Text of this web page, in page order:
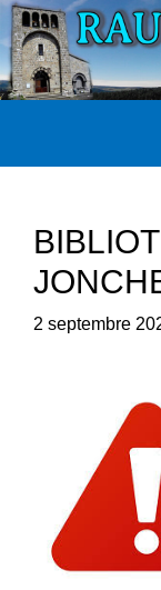
Aller
au
contenu
2 septembre